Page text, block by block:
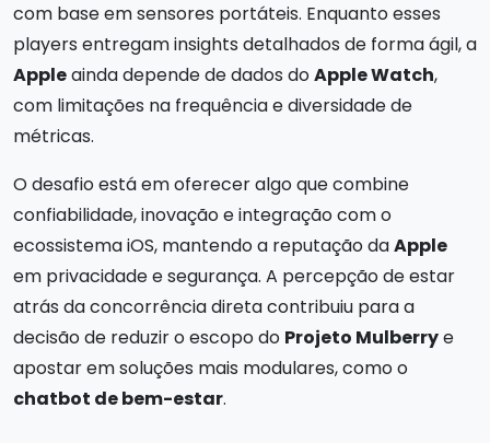
com base em sensores portáteis. Enquanto esses
players entregam insights detalhados de forma ágil, a
Appleainda depende de dados doApple Watch,
com limitações na frequência e diversidade de
métricas.
O desafio está em oferecer algo que combine
confiabilidade, inovação e integração com o
ecossistema iOS, mantendo a reputação daApple
em privacidade e segurança. A percepção de estar
atrás da concorrência direta contribuiu para a
decisão de reduzir o escopo do Projeto Mulberrye
apostar em soluções mais modulares, como o
chatbot de bem-estar.